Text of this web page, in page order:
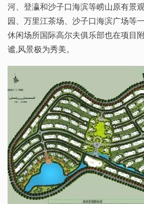
河、登瀛和沙子口海滨等崂山原有景
园、万里江茶场、沙子口海滨广场等
休闲场所国际高尔夫俱乐部也在项目
谧,风景极为秀美。